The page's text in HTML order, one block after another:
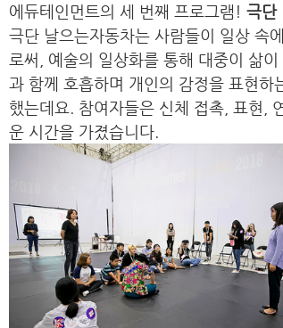
에듀테인먼트의 세 번째 프로그램! 극단
극단 날으는자동차는 사람들이 일상 속
로써, 예술의 일상화를 통해 대중이 삶
과 함께 호흡하며 개인의 감정을 표현하
했는데요. 참여자들은 신체 접촉, 표현,
운 시간을 가졌습니다.